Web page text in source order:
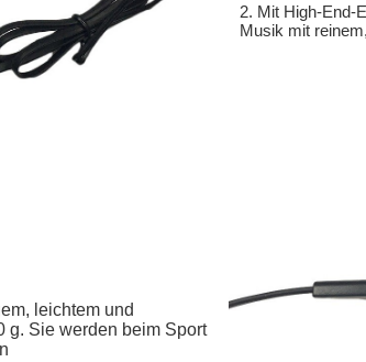
2. Mit High-End-
Musik mit
leichtem und
g. Sie werden beim Sport